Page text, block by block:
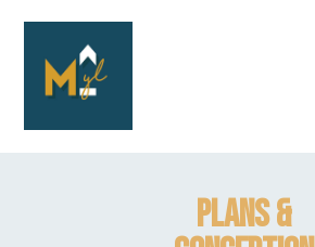
plans &